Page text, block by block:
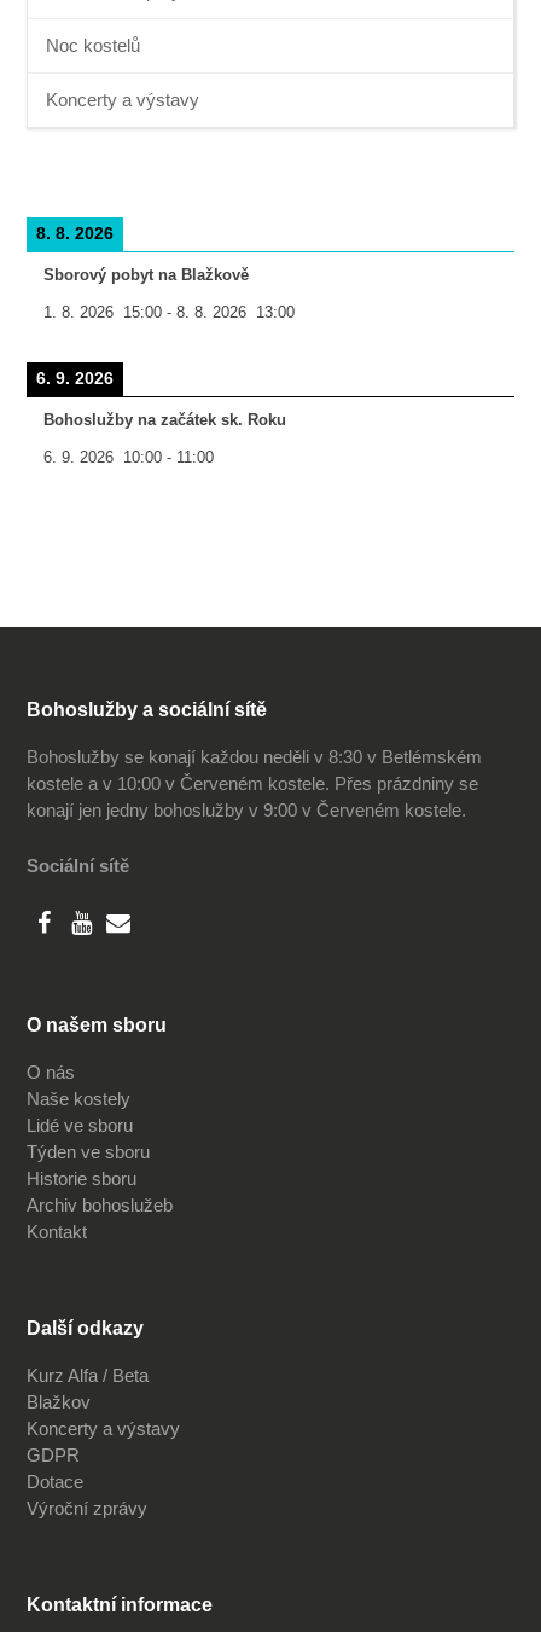
Noc kostelů
Koncerty a výstavy
8. 8. 2026
Sborový pobyt na Blažkově
1. 8. 2026 15:00 -8. 8. 2026 13:00
6. 9. 2026
Bohoslužby na začátek sk. Roku
6. 9. 2026 10:00 - 11:00
Bohoslužby a sociální sítě
Bohoslužby se konají každou neděli v 8:30 v Betlémském
kostele a v 10:00 v Červeném kostele. Přes prázdniny se
konají jen jedny bohoslužby v 9:00 v Červeném kostele.
Sociální sítě
O našem sboru
O nás
Naše kostely
Lidé ve sboru
Týden ve sboru
Historie sboru
Archiv bohoslužeb
Kontakt
Další odkazy
Kurz Alfa / Beta
Blažkov
Koncerty a výstavy
GDPR
Dotace
Výroční zprávy
Kontaktní informace